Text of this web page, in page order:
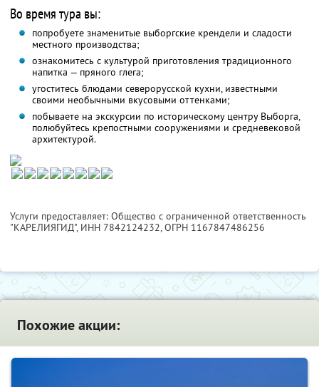
Во время тура вы:
попробуете знаменитые выборгские крендели и сладости
местного производства;
ознакомитесь с культурой приготовления традиционного
напитка — пряного глега;
угоститесь блюдами северорусской кухни, известными
своими необычными вкусовыми оттенками;
побываете на экскурсии по историческому центру Выборга,
полюбуйтесь крепостными сооружениями и средневековой
архитектурой.
Услуги предоставляет: Общество с ограниченной ответственность
"КАРЕЛИЯГИД", ИНН 7842124232, ОГРН 1167847486256
Похожие акции: